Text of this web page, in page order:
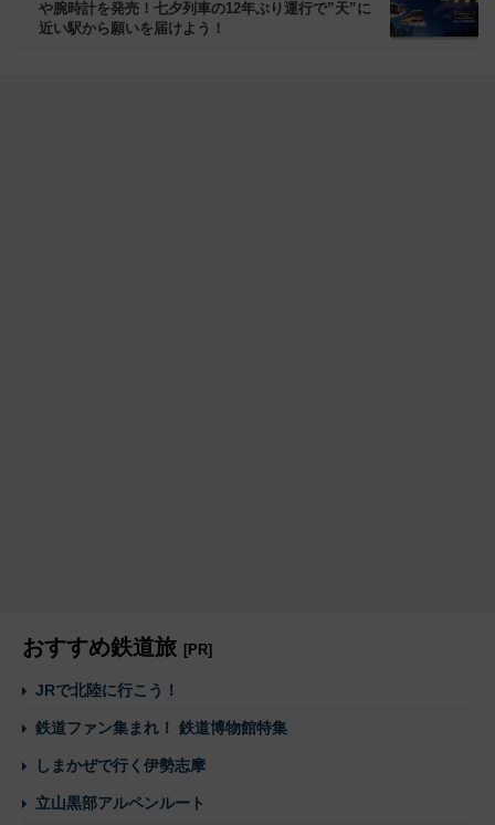
や腕時計を発売！七夕列車の12年ぶり運行で”天”に
近い駅から願いを届けよう！
おすすめ鉄道旅 [PR]
JRで北陸に行こう！
鉄道ファン集まれ！ 鉄道博物館特集
しまかぜで行く伊勢志摩
立山黒部アルペンルート